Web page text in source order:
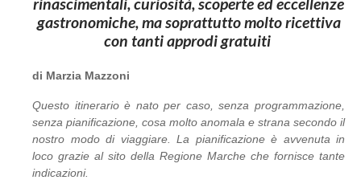
rinascimentali, curiosità, scoperte ed eccellenze
gastronomiche, ma soprattutto molto ricettiva
con tanti approdi gratuiti
di Marzia Mazzoni
Questo itinerario è nato per caso, senza programmazione,
senza pianificazione, cosa molto anomala e strana secondo il
nostro modo di viaggiare. La pianificazione è avvenuta in
loco grazie al sito della Regione Marche che fornisce tante
indicazioni.